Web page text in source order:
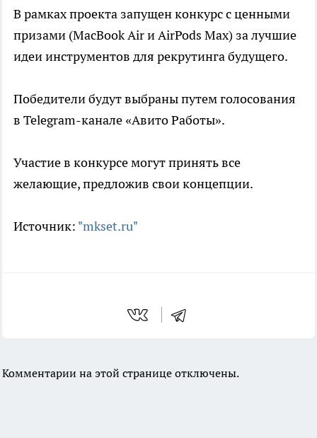
В рамках проекта запущен конкурс с ценными
призами (MacBook Air и AirPods Max) за лучшие
идеи инструментов для рекрутинга будущего.
Победители будут выбраны путем голосования
в Telegram-канале «Авито Работы».
Участие в конкурсе могут принять все
желающие, предложив свои концепции.
Источник: "mkset.ru"
Комментарии на этой странице отключены.